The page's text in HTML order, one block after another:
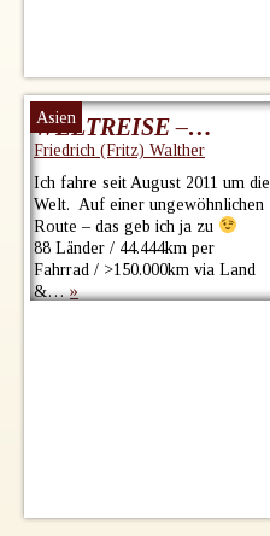
Asien
WELTREISE –…
Friedrich (Fritz) Walther
Ich fahre seit August 2011 um die
Welt. Auf einer ungewöhnlichen
Route – das geb ich ja zu
88 Länder / 44.444km per
Fahrrad / >150.000km via Land
&…»